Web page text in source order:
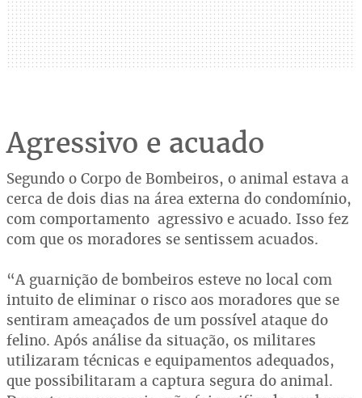
Agressivo e acuado
Segundo o Corpo de Bombeiros, o animal estava a
cerca de dois dias na área externa do condomínio,
com comportamento agressivo e acuado. Isso fez
com que os moradores se sentissem acuados.
“A guarnição de bombeiros esteve no local com
intuito de eliminar o risco aos moradores que se
sentiram ameaçados de um possível ataque do
felino. Após análise da situação, os militares
utilizaram técnicas e equipamentos adequados,
que possibilitaram a captura segura do animal.